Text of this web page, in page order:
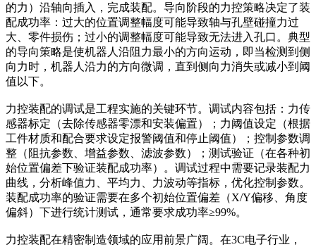
的力）沿轴向插入，完成装配。导向阶段的力控策略决定了装
配成功率：过大的位置调整幅度可能导致轴与孔壁碰撞力过
大、零件损伤；过小的调整幅度可能导致无法进入孔口。典型
的导向策略是使机器人沿阻力最小的方向运动，即当检测到侧
向力时，机器人沿力的方向微调，直到侧向力消失或减小到阈
值以下。
力控装配的调试是工程实施的关键环节。调试内容包括：力传
感器标定（去除传感器零漂和安装偏置）；力阈值设定（根据
工件材质和配合要求设定报警阈值和停止阈值）；控制参数调
整（阻抗参数、增益参数、滤波参数）；测试验证（在各种初
始位置偏差下验证装配成功率）。调试过程中需要记录装配力
曲线，分析峰值力、平均力、力波动等指标，优化控制参数。
装配成功率的验证需要在多个初始位置偏差（X/Y偏移、角度
偏斜）下进行统计测试，通常要求成功率≥99%。
力控装配在精密制造领域的应用前景广阔。在3C电子行业，